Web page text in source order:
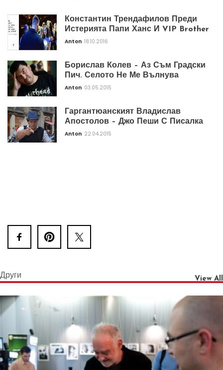
Константин Трендафилов Преди
Истерията Папи Ханс И VIP Brother
Anton 18.10.2016
Борислав Колев – Аз Съм Градски
Пич. Селото Не Ме Вълнува
Anton 03.05.2015
Гаргантюанският Владислав
Апостолов – Джо Пеши С Писалка
Anton 22.04.2015
Други View All